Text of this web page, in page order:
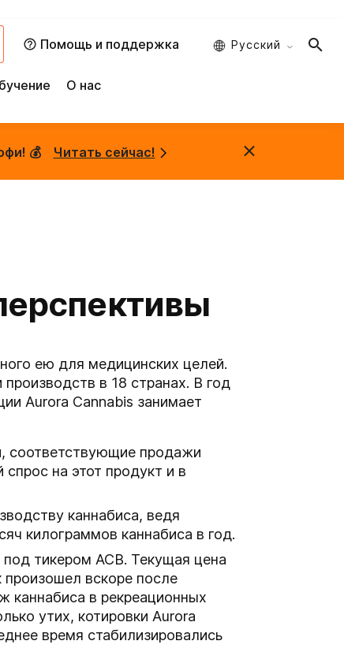
Помощь и поддержка Русский
О нас
💰 Читать сейчас!
ею для медицинских целей.
в 18 странах. В год
Aurora Cannabis занимает
соответствующие продажи
на этот продукт и в
каннабиса, ведя
килограммов каннабиса в год.
тикером ACB. Текущая цена
произошел вскоре после
каннабиса в рекреационных
утих, котировки Aurora
время стабилизировались